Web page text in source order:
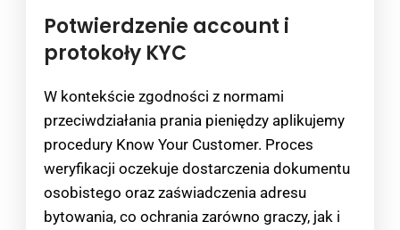
Potwierdzenie account i
protokoły KYC
W kontekście zgodności z normami
przeciwdziałania prania pieniędzy aplikujemy
procedury Know Your Customer. Proces
weryfikacji oczekuje dostarczenia dokumentu
osobistego oraz zaświadczenia adresu
bytowania, co ochrania zarówno graczy, jak i